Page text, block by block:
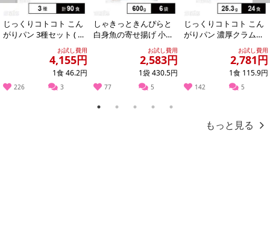
本商品は沖縄・離島へのお届けはできませんので、ご了承くださ
Previous
じっくりコトコト こん
がりパン 3種セット ( 濃
厚コーンポタージュ /
お試し費用
4,155円
1食 46.2円
226 3
しゃきっときんぴらと
白身魚の寄せ揚げ 小口
お試し費用
2,583円
1袋 430.5円
77 5
じっくりコトコト こん
がりパン 濃厚クラムポ
タージュ カップ 25.3g
お試し費用
2,781円
1食 115.9円
142 5
Next
1 2 3 4 5
もっと見る